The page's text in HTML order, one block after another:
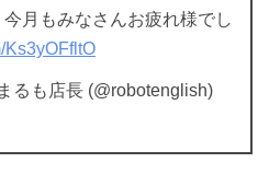
今月もみなさんお疲れ様でし
Ks3yOFfltO
るも店長 (@robotenglish)